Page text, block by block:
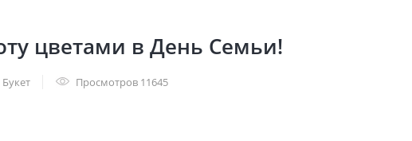
цветами в День Семьи!
Просмотров 11645